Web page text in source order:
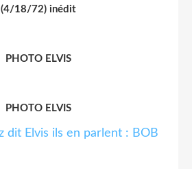
(4/18/72) inédit
PHOTO ELVIS
PHOTO ELVIS